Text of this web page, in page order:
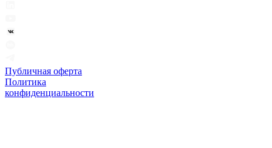
Публичная оферта
Политика
конфиденциальности